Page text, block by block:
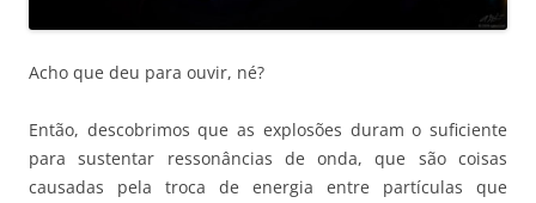
Acho que deu para ouvir, né?
Então, descobrimos que as explosões duram o suficiente
para sustentar ressonâncias de onda, que são coisas
causadas pela troca de energia entre partículas que